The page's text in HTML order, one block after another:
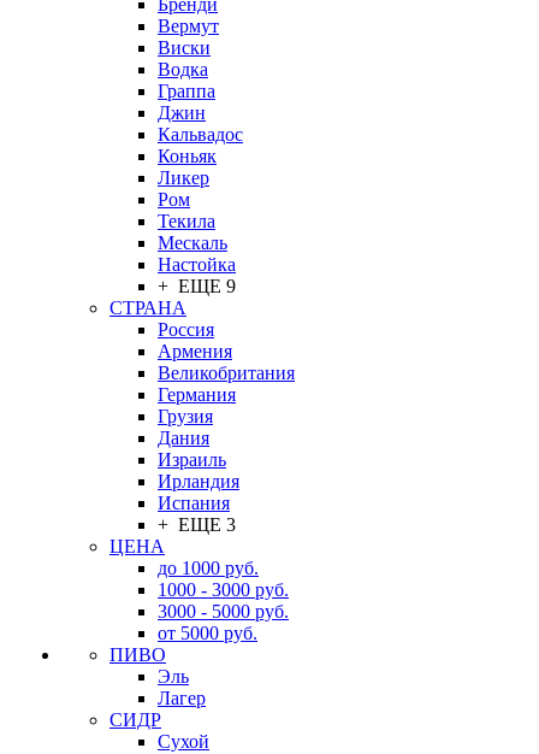
Бренди
Вермут
Виски
Водка
Граппа
Джин
Кальвадос
Коньяк
Ликер
Ром
Текила
Мескаль
Настойка
+ ЕЩЕ 9
СТРАНА
Россия
Армения
Великобритания
Германия
Грузия
Дания
Израиль
Ирландия
Испания
+ ЕЩЕ 3
ЦЕНА
до 1000 руб.
1000 - 3000 руб.
3000 - 5000 руб.
от 5000 руб.
ПИВО
Эль
Лагер
СИДР
Сухой